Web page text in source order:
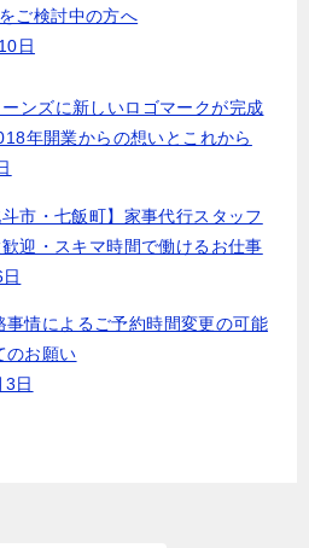
ご検討中の方へ
日
ンズに新しいロゴマークが完成
年開業からの想いとこれから
斗市・七飯町】家事代行スタッフ
迎・スキマ時間で働けるお仕事
事情によるご予約時間変更の可能
のお願い
3日